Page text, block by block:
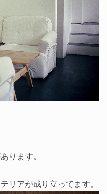
ります。
リアが成り立ってます。